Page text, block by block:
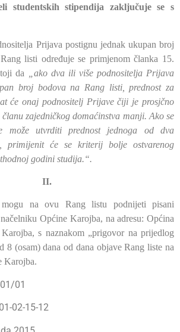
studentskih stipendija zaključuje se s
Prijava postignu jednak ukupan broj
listi određuje se primjenomčlanka 15.
da
„ako dva ili više podnositelja Prijava
broj bodova na Rang listi, prednost za
će onaj podnositelj Prijave čiji je prosjčno
zajedničkog domaćinstva manji. Ako se
utvrditi prednost jednoga od dva
primijenit će se kriterij bolje ostvarenog
godini studija.“.
II.
mogu na ovu Rang listu podnijeti pisani
Općine Karojba, na adresu: Općina
s naznakom „prigovor na prijedlog
8 (osam) dana od dana objave Rang liste na
Karojba.
01
02-15-12